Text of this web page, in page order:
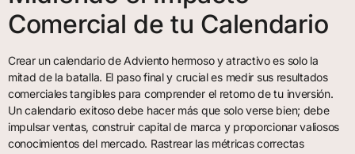
Comercial de tu Calendario
Crear un calendario de Adviento hermoso y atractivo es solo la
mitad de la batalla. El paso final y crucial es medir sus resultados
comerciales tangibles para comprender el retorno de tu inversión.
Un calendario exitoso debe hacer más que solo verse bien; debe
impulsar ventas, construir capital de marca y proporcionar valiosos
conocimientos del mercado. Rastrear las métricas correctas